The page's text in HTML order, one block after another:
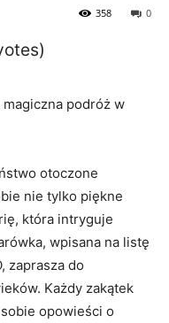
0
358
podróż w
otoczone
⁢nie ​tylko piękne
która intryguje⁢
wpisana na listę
zaprasza do
Każdy ‌zakątek
opowieści o⁢